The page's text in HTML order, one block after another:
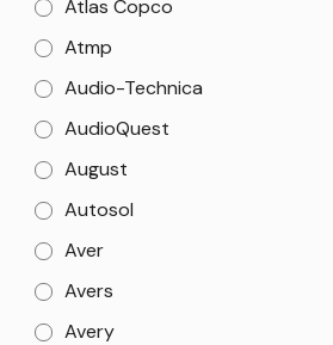
Atlas Copco
Atmp
Audio-Technica
AudioQuest
August
Autosol
Aver
Avers
Avery